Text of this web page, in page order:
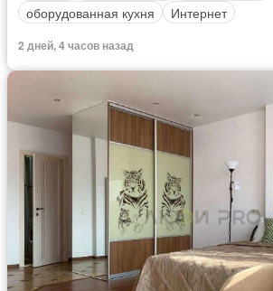
оборудованная кухня
Интернет
2 дней, 4 часов назад